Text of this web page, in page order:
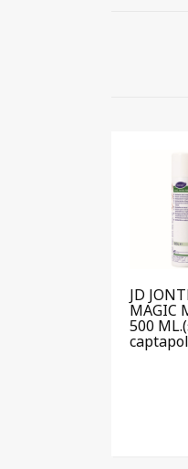
JD
MAGIC
500